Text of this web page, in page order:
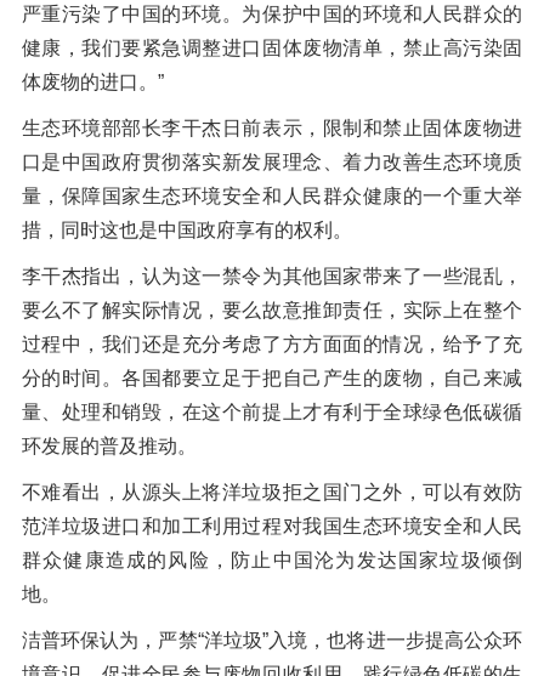
严重污染了中国的环境。为保护中国的环境和人民群众的
健康，我们要紧急调整进口固体废物清单，禁止高污染固
体废物的进口。”
生态环境部部长李干杰日前表示，限制和禁止固体废物进
口是中国政府贯彻落实新发展理念、着力改善生态环境质
量，保障国家生态环境安全和人民群众健康的一个重大举
措，同时这也是中国政府享有的权利。
李干杰指出，认为这一禁令为其他国家带来了一些混乱，
要么不了解实际情况，要么故意推卸责任，实际上在整个
过程中，我们还是充分考虑了方方面面的情况，给予了充
分的时间。各国都要立足于把自己产生的废物，自己来减
量、处理和销毁，在这个前提上才有利于全球绿色低碳循
环发展的普及推动。
不难看出，从源头上将洋垃圾拒之国门之外，可以有效防
范洋垃圾进口和加工利用过程对我国生态环境安全和人民
群众健康造成的风险，防止中国沦为发达国家垃圾倾倒
地。
洁普环保认为，严禁“洋垃圾”入境，也将进一步提高公众环